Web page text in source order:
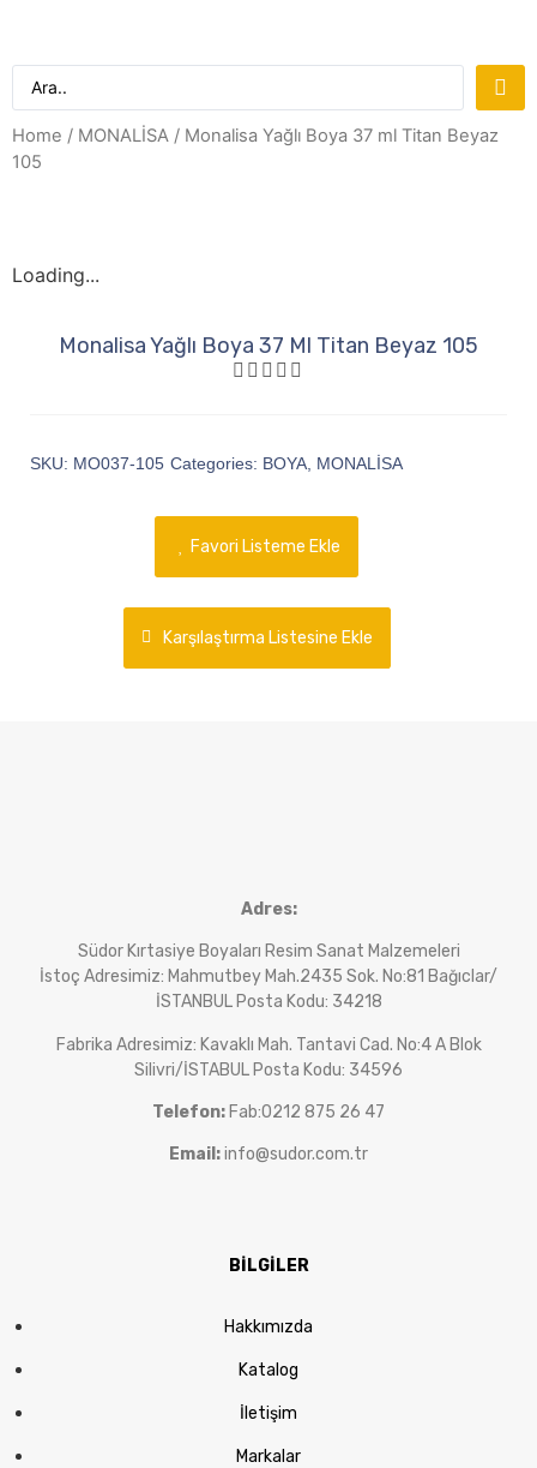
Home / MONALİSA / Monalisa Yağlı Boya 37 ml Titan Beyaz
105
Loading...
Monalisa Yağlı Boya 37 Ml Titan Beyaz 105
SKU: MO037-105 Categories: BOYA MONALİSA
Favori Listeme Ekle
Karşılaştırma Listesine Ekle
Adres:
Südor Kırtasiye Boyaları Resim Sanat Malzemeleri
İstoç Adresimiz: Mahmutbey Mah.2435 Sok. No:81 Bağıclar/
İSTANBUL Posta Kodu: 34218
Fabrika Adresimiz: Kavaklı Mah. Tantavi Cad. No:4 A Blok
Silivri/İSTABUL Posta Kodu: 34596
Telefon: Fab:0212 875 26 47
Email:info@sudor.com.tr
BİLGİLER
Hakkımızda
Katalog
İletişim
Markalar